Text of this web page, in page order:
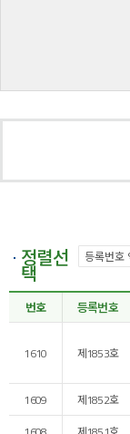
정렬선
택
번호 등록번호
1610 제1853호
1609 제1852호